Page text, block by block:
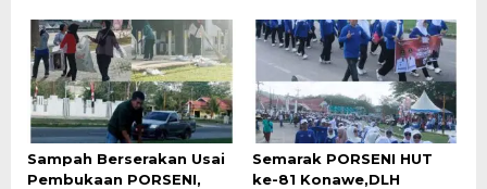
Sampah Berserakan Usai
Pembukaan PORSENI,
Semarak PORSENI HUT
ke-81 Konawe,DLH